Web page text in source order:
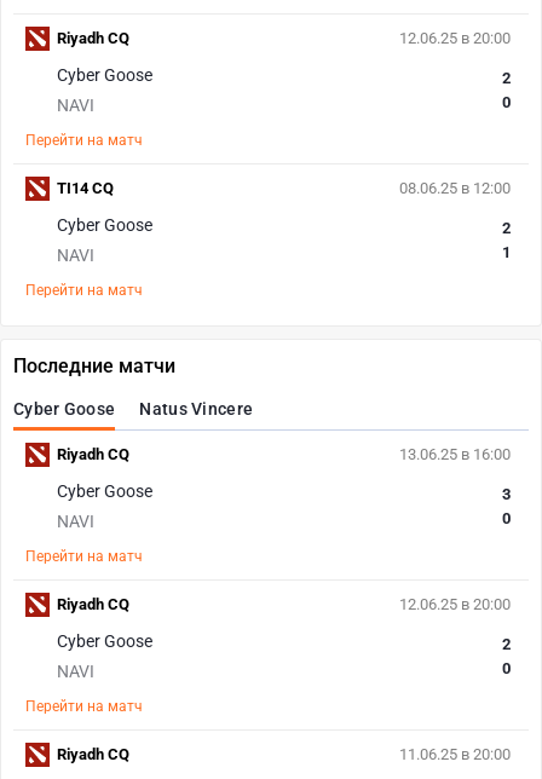
12.06.25 в 20:00
Cyber Goose
NAVI
2
0
Перейти на матч
Riyadh CQ
08.06.25 в 12:00
Cyber Goose
NAVI
2
1
Перейти на матч
TI14 CQ
Последние матчи
Cyber Goose Natus Vincere
13.06.25 в 16:00
Cyber Goose
NAVI
3
0
Перейти на матч
Riyadh CQ
12.06.25 в 20:00
Cyber Goose
NAVI
2
0
Перейти на матч
Riyadh CQ
11.06.25 в 20:00
Riyadh CQ